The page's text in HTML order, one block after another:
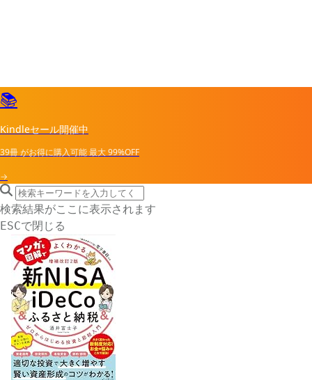
📚
Kindleセール開催中
39冊がお得に購入可能最大99%OFF
→
search icon
サイト内検索
検索結果がここに表示されます
ESCで閉じる